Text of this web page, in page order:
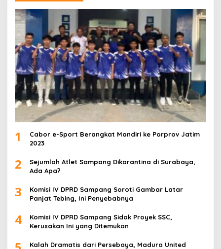
1
Cabor e-Sport Berangkat Mandiri ke Porprov Jatim
2023
2
Sejumlah Atlet Sampang Dikarantina di Surabaya,
Ada Apa?
3
Komisi IV DPRD Sampang Soroti Gambar Latar
Panjat Tebing, Ini Penyebabnya
4
Komisi IV DPRD Sampang Sidak Proyek SSC,
Kerusakan Ini yang Ditemukan
Kalah Dramatis dari Persebaya, Madura United